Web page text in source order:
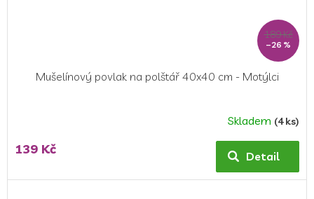
189 Kč
–26 %
Mušelínový povlak na polštář 40x40 cm - Motýlci
Skladem (4 ks)
139 Kč Detail